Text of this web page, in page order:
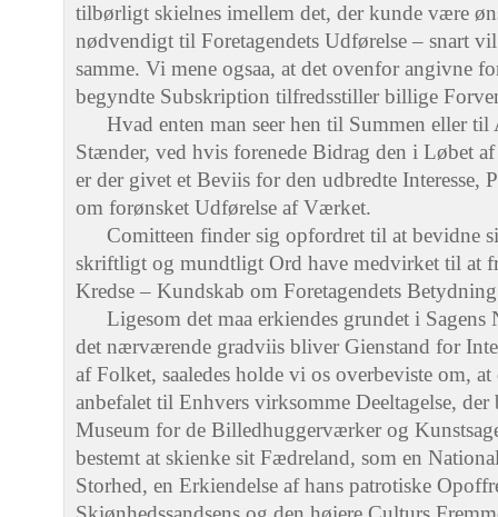
tilbørligt skielnes imellem det, der kunde være
nødvendigt til Foretagendets Udførelse – snart
samme. Vi mene ogsaa, at det ovenfor angivne
begyndte Subskription tilfredsstiller billige
Hvad enten man seer hen til Summen eller
Stænder, ved hvis forenede Bidrag den i Løbet
er der givet et Beviis for den udbredte Interesse,
om forønsket Udførelse af Værket.
Comitteen finder sig opfordret til at bevidne
skriftligt og mundtligt Ord have medvirket til at
Kredse – Kundskab om Foretagendets
Ligesom det maa erkiendes grundet i Sagens
det nærværende gradviis bliver Gienstand for
af Folket, saaledes holde vi os overbeviste om,
anbefalet til Enhvers virksomme Deeltagelse, der
Museum for de Billedhuggerværker og
bestemt at skienke sit Fædreland, som en
Storhed, en Erkiendelse af hans patrotiske